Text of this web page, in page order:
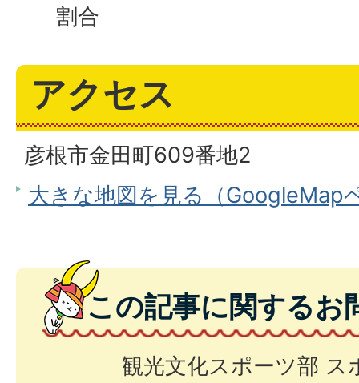
割合
アクセス
彦根市金田町609番地2
大きな地図を見る（GoogleMap
この記事に関するお
観光文化スポーツ部 ス